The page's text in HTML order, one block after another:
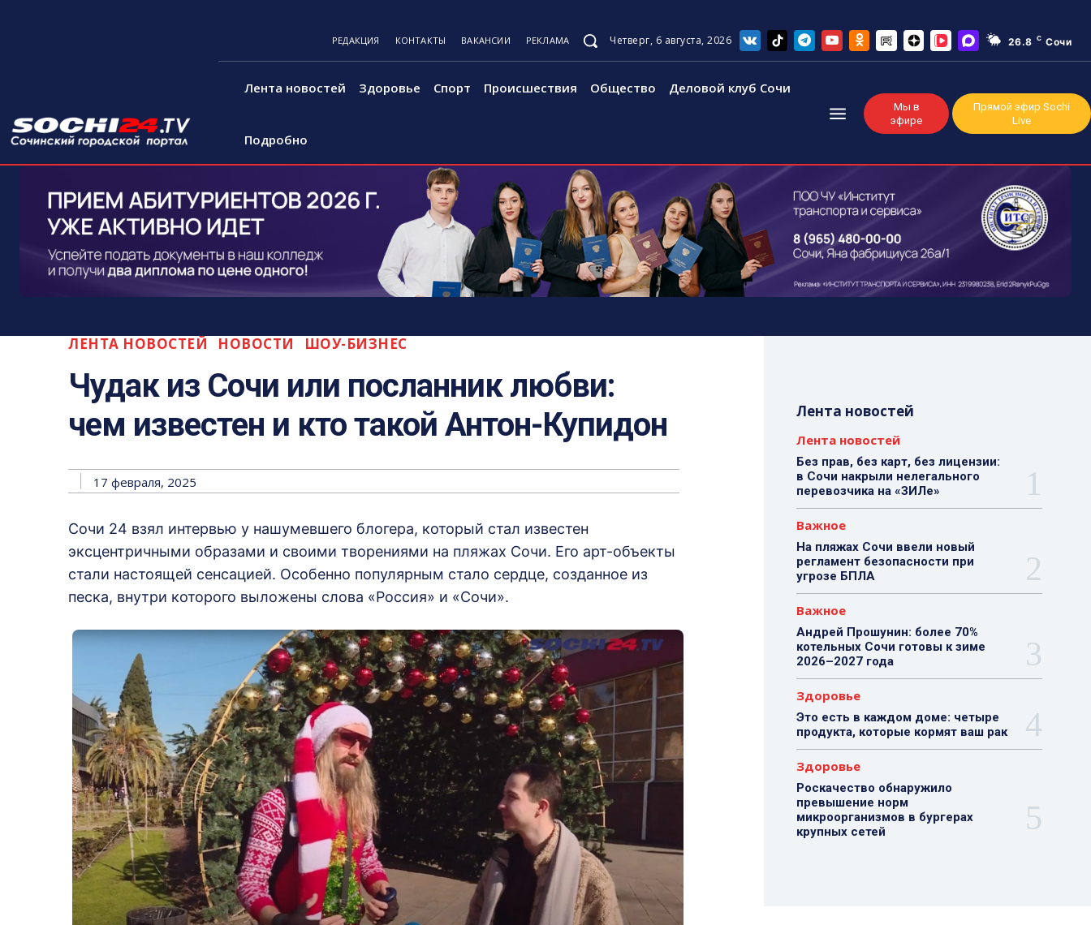
РЕДАКЦИЯ КОНТАКТЫ ВАКАНСИИ РЕКЛАМА Четверг, 6 августа, 2026 26.8 C Сочи
Лента новостей Здоровье Спорт Происшествия Общество Деловой клуб Сочи
Подробно
Мы в
эфире
Прямой эфир Sochi
Live
ЛЕНТА НОВОСТЕЙ НОВОСТИ ШОУ-БИЗНЕС
Чудак из Сочи или посланник любви:
чем известен и кто такой Антон-Купидон
17 февраля, 2025
Сочи 24 взял интервью у нашумевшего блогера, который стал известен
эксцентричными образами и своими творениями на пляжах Сочи. Его арт-объекты
стали настоящей сенсацией. Особенно популярным стало сердце, созданное из
песка, внутри которого выложены слова «Россия» и «Сочи».
Лента новостей
Лента новостей
Без прав, без карт, без лицензии:
в Сочи накрыли нелегального
перевозчика на «ЗИЛе»
Важное
На пляжах Сочи ввели новый
регламент безопасности при
угрозе БПЛА
Важное
Андрей Прошунин: более 70%
котельных Сочи готовы к зиме
2026–2027 года
Здоровье
Это есть в каждом доме: четыре
продукта, которые кормят ваш рак
Здоровье
Роскачество обнаружило
превышение норм
микроорганизмов в бургерах
крупных сетей